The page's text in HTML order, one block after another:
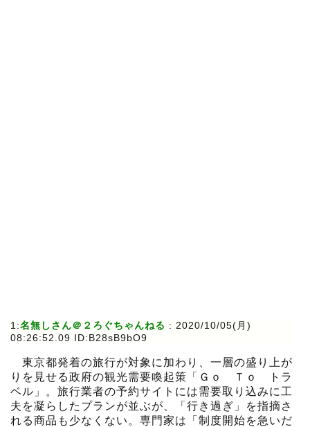
1:名無しさん＠２ろぐちゃんねる : 2020/10/05(月)
08:26:52.09 ID:B28sB9bO9
東京都発着の旅行が対象に加わり、一層の盛り上が
りを見せる政府の観光需要喚起策「Ｇｏ Ｔｏ トラ
ベル」。旅行業者の予約サイトには需要取り込みに工
夫を凝らしたプランが並ぶが、「行き過ぎ」を指摘さ
れる商品も少なくない。専門家は「制度開始を急いだ